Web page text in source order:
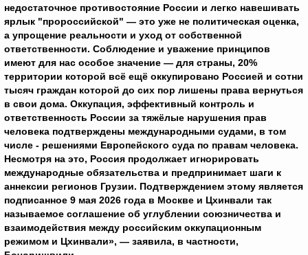
недостаточное противостояние России и легко навешивать
ярлык "пророссийской" — это уже не политическая оценка,
а упрощение реальности и уход от собственной
ответственности. Соблюдение и уважение принципов
имеют для нас особое значение — для страны, 20%
территории которой всё ещё оккупировано Россией и сотни
тысяч граждан которой до сих пор лишены права вернуться
в свои дома. Оккупация, эффективный контроль и
ответственность России за тяжёлые нарушения прав
человека подтверждены международными судами, в том
числе - решениями Европейского суда по правам человека.
Несмотря на это, Россия продолжает игнорировать
международные обязательства и предпринимает шаги к
аннексии регионов Грузии. Подтверждением этому является
подписанное 9 мая 2026 года в Москве и Цхинвали так
называемое соглашение об углублении союзничества и
взаимодействия между российским оккупационным
режимом и Цхинвали», — заявила, в частности,